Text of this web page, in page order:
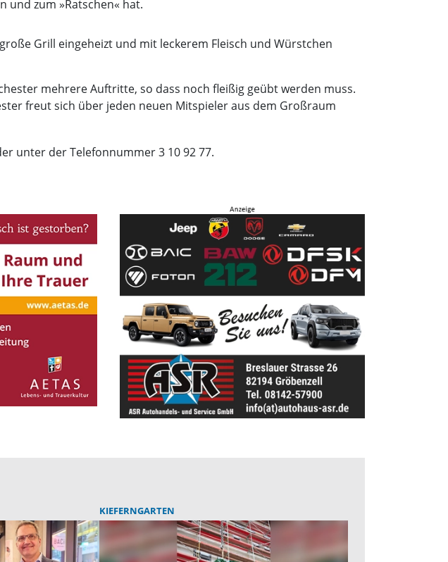
und zum »Ratschen« hat.
Grill eingeheizt und mit leckerem Fleisch und Würstchen
mehrere Auftritte, so dass noch fleißig geübt werden muss.
freut sich über jeden neuen Mitspieler aus dem Großraum
unter der Telefonnummer 3 10 92 77.
KIEFERNGARTEN